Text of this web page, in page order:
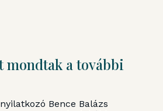
a további
Bence Balázs